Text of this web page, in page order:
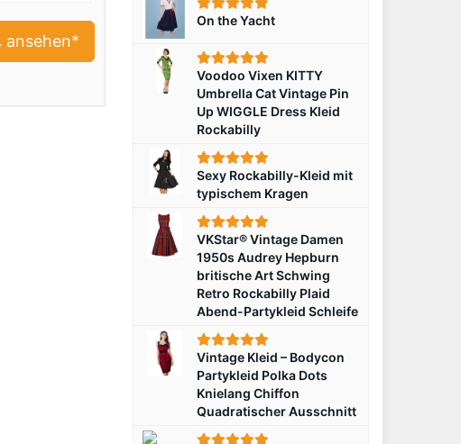
ansehen*
On the Yacht
Voodoo Vixen KITTY
Umbrella Cat Vintage Pin
Up WIGGLE Dress Kleid
Rockabilly
Sexy Rockabilly-Kleid mit
typischem Kragen
VKStar® Vintage Damen
1950s Audrey Hepburn
britische Art Schwing
Retro Rockabilly Plaid
Abend-Partykleid Schleife
Vintage Kleid – Bodycon
Partykleid Polka Dots
Knielang Chiffon
Quadratischer Ausschnitt